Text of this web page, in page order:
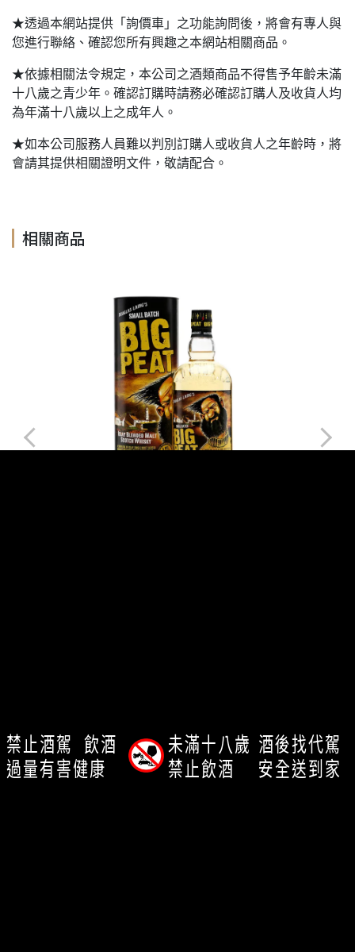
★透過本網站提供「詢價車」之功能詢問後，將會有專人與
您進行聯絡、確認您所有興趣之本網站相關商品。
★依據相關法令規定，本公司之酒類商品不得售予年齡未滿
十八歲之青少年。確認訂購時請務必確認訂購人及收貨人均
為年滿十八歲以上之成年人。
★如本公司服務人員難以判別訂購人或收貨人之年齡時，將
會請其提供相關證明文件，敬請配合。
相關商品
客服時間： 12:00-23:00
客服專線：0920258097
禁止酒駕 飲酒
過量有害健康
未滿十八歲
禁止飲酒
酒後找代駕
安全送到家